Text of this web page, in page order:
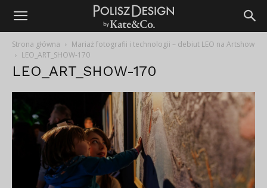
Strona główna
Mariaż fotografii i technologii – debiut LEO na Artshow
LEO_ART_SHOW-170
LEO_ART_SHOW-170